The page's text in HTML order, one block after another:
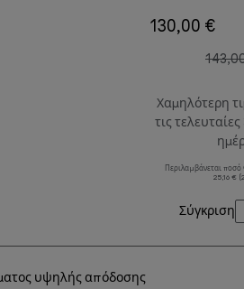
130,00 €
Χαμηλότερη
τις
Περιλαμβάνεται
25,16 €
Σύγκριση
υψηλής απόδοσης